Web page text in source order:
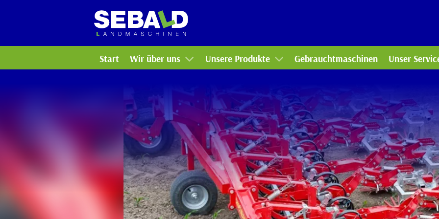
Start Wir über uns
Arbeiten bei uns
Bildergalerie
Unsere Produkte
Gartentechnik
Gebrauchtmaschinen Unser
Ersatzteile-